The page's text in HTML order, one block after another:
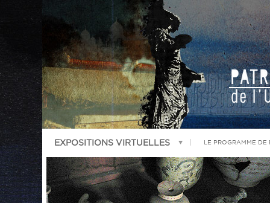
EXPOSITIONS VIRTUELLES LE PROGRAMME DE